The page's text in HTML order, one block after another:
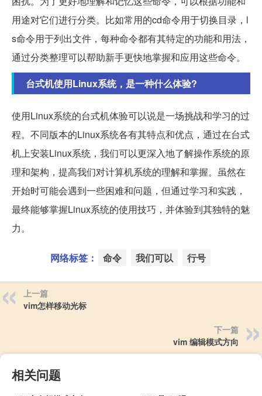
用途对它们进行分类。比如常用的cd命令用于切换目录，l
s命令用于列出文件，每种命令都有其特定的功能和用法，
通过分类整理可以帮助新手更快地掌握和应用这些命令。
台式机使用Linux系统，是一种什么体验?
使用Linux系统的台式机体验可以说是一场挑战和学习的过
程。不同版本的Linux系统各有其特点和优点，通过在台式
机上安装Linux系统，我们可以更深入地了解操作系统的原
理和架构，提高我们对计算机系统的理解和掌握。虽然在
开始时可能会遇到一些困难和问题，但通过学习和实践，
最终能够掌握Linux系统的使用技巧，并体验到其独特的魅
力。
网络标签： 命令 我们可以 行号
上一篇
vim怎样移动光标
下一篇
vim 编辑模式方向
相关问题